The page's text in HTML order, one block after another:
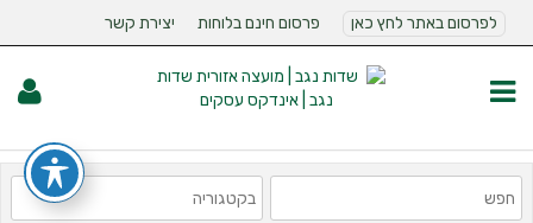
לפרסום באתר לחץ כאן פרסום חינם בלוחות יצירת קשר